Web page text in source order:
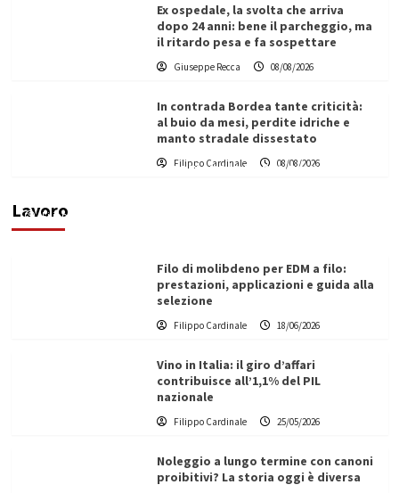
Ex ospedale, la svolta che arriva
dopo 24 anni: bene il parcheggio, ma
il ritardo pesa e fa sospettare
Giuseppe Recca 08/08/2026
In contrada Bordea tante criticità:
al buio da mesi, perdite idriche e
manto stradale dissestato
Filippo Cardinale 08/08/2026
Lavoro
L’ingegnere saccense Buscarnera partner chiave
di un progetto transnazionale per la transizione
Filippo Cardinale
Filo di molibdeno per EDM a filo:
prestazioni, applicazioni e guida alla
selezione
Filippo Cardinale 18/06/2026
Vino in Italia: il giro d’affari
contribuisce all’1,1% del PIL
nazionale
Filippo Cardinale 25/05/2026
Noleggio a lungo termine con canoni
proibitivi? La storia oggi è diversa